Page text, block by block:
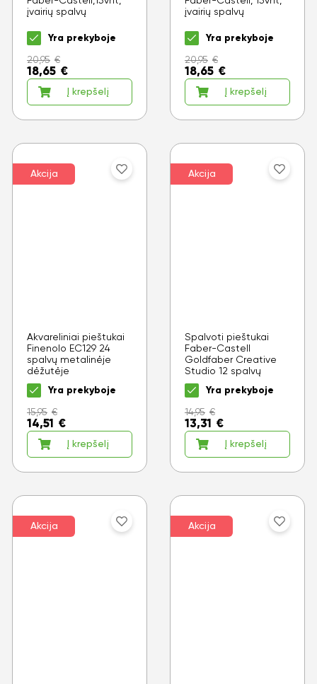
įvairių spalvų
Yra prekyboje
20,95 €
18,65 €
Į krepšelį
įvairių spalvų
Yra prekyboje
20,95 €
18,65 €
Į krepšelį
Akcija
Akvareliniai pieštukai
Finenolo EC129 24
spalvų metalinėje
dėžutėje
Yra prekyboje
15,95 €
14,51 €
Į krepšelį
Akcija
Spalvoti pieštukai
Faber-Castell
Goldfaber Creative
Studio 12 spalvų
Yra prekyboje
14,95 €
13,31 €
Į krepšelį
Akcija Akcija